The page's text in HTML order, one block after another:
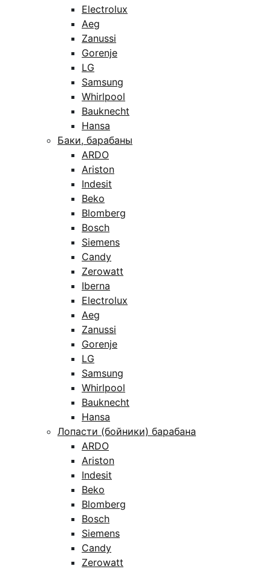
Electrolux
Aeg
Zanussi
Gorenje
LG
Samsung
Whirlpool
Bauknecht
Hansa
Баки, барабаны
ARDO
Ariston
Indesit
Beko
Blomberg
Bosch
Siemens
Candy
Zerowatt
Iberna
Electrolux
Aeg
Zanussi
Gorenje
LG
Samsung
Whirlpool
Bauknecht
Hansa
Лопасти (бойники) барабана
ARDO
Ariston
Indesit
Beko
Blomberg
Bosch
Siemens
Candy
Zerowatt